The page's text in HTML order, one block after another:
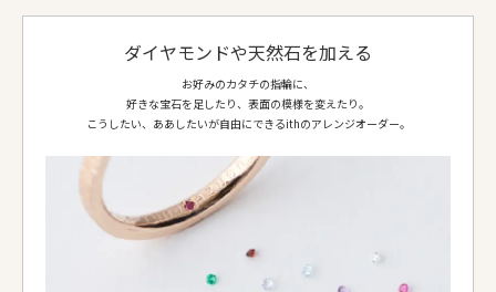
鏡面
鏡面
アレグロ
- ダイヤモンド 1.0mm 1個
お選びいただける地金：
K18イエローゴールド、K18ピンクゴールド
K18ホワイトゴールド
ithのアレンジでできること
ダイヤモンドや天然石を加える
お好みのカタチの指輪に、
好きな宝石を足したり、表面の模様を変えたり。
こうしたい、ああしたいが自由にできるithのアレンジオーダー。